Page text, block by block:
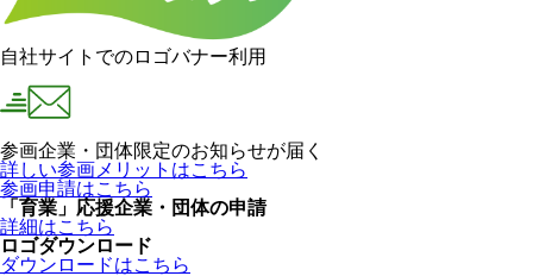
自社サイトでのロゴバナー利用
参画企業・団体限定のお知らせが届く
詳しい参画メリットはこちら
参画申請はこちら
「育業」応援企業・団体の申請
詳細はこちら
ロゴダウンロード
ダウンロードはこちら